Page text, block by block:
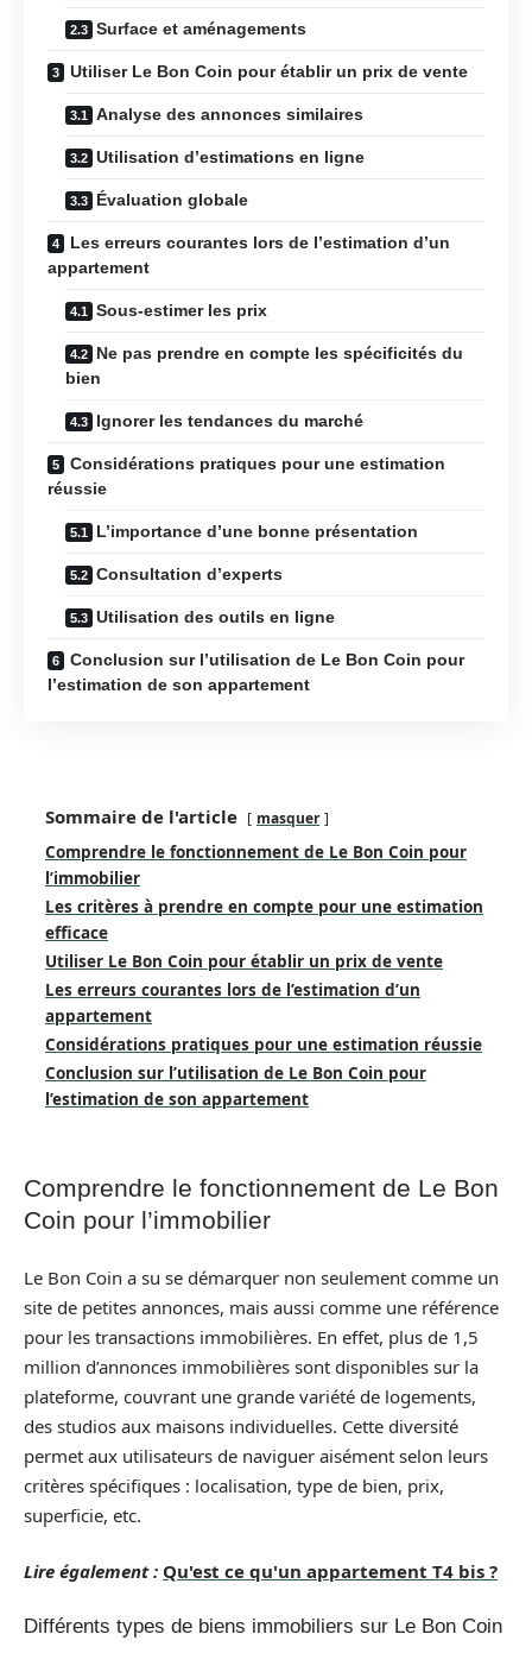
Surface et aménagements
Utiliser Le Bon Coin pour établir un prix de vente
Analyse des annonces similaires
Utilisation d’estimations en ligne
Évaluation globale
Les erreurs courantes lors de l’estimation d’un
appartement
Sous-estimer les prix
Ne pas prendre en compte les spécificités du
bien
Ignorer les tendances du marché
Considérations pratiques pour une estimation
réussie
L’importance d’une bonne présentation
Consultation d’experts
Utilisation des outils en ligne
Conclusion sur l’utilisation de Le Bon Coin pour
l’estimation de son appartement
Sommaire de l'article masquer
Comprendre le fonctionnement de Le Bon Coin pour
l’immobilier
Les critères à prendre en compte pour une estimation
efficace
Utiliser Le Bon Coin pour établir un prix de vente
Les erreurs courantes lors de l’estimation d’un
appartement
Considérations pratiques pour une estimation réussie
Conclusion sur l’utilisation de Le Bon Coin pour
l’estimation de son appartement
Comprendre le fonctionnement de Le Bon
Coin pour l’immobilier
Le Bon Coin a su se démarquer non seulement comme un
site de petites annonces, mais aussi comme une référence
pour les transactions immobilières. En effet, plus de 1,5
million d’annonces immobilières sont disponibles sur la
plateforme, couvrant une grande variété de logements,
des studios aux maisons individuelles. Cette diversité
permet aux utilisateurs de naviguer aisément selon leurs
critères spécifiques : localisation, type de bien, prix,
superficie, etc.
Lire également : Qu'est ce qu'un appartement T4 bis ?
Différents types de biens immobiliers sur Le Bon Coin